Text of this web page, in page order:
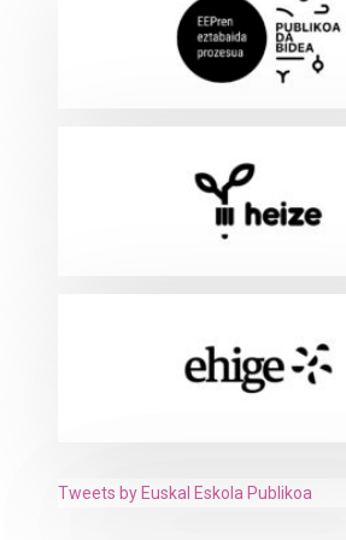
Tweets by Euskal Eskola Publikoa